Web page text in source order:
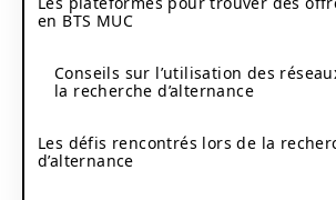
en BTS MUC
Conseils sur l’utilisation des
la recherche d’alternance
Les défis rencontrés lors de la
d’alternance